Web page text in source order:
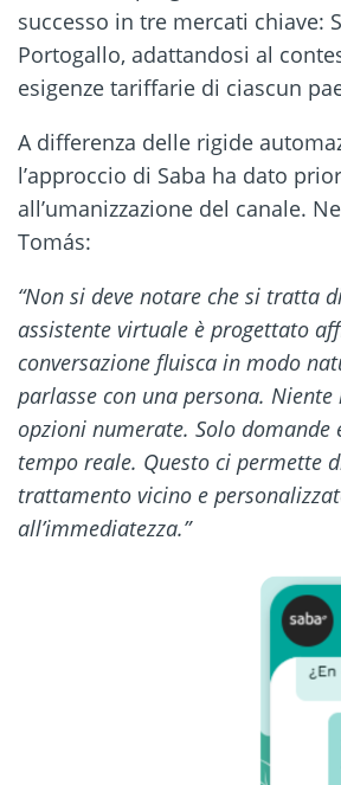
successo in tre mercati chiave:
Portogallo, adattandosi al
esigenze tariffarie di ciascun
A differenza delle rigide
l’approccio di Saba ha dato
all’umanizzazione del canale.
Tomás:
“Non si deve notare che si tratta
assistente virtuale è progettato
conversazione fluisca in modo
parlasse con una persona. Niente
opzioni numerate. Solo domande
tempo reale. Questo ci permette
trattamento vicino e
all’immediatezza.”